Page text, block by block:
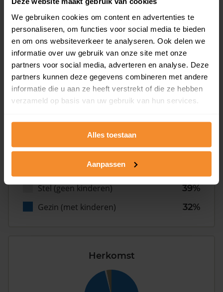
We gebruiken cookies om content en advertenties te
personaliseren, om functies voor social media te bieden
en om ons websiteverkeer te analyseren. Ook delen we
informatie over uw gebruik van onze site met onze
partners voor social media, adverteren en analyse. Deze
partners kunnen deze gegevens combineren met andere
informatie die u aan ze heeft verstrekt of die ze hebben
verzameld op basis van uw gebruik van hun services.
Alles toestaan
Aanpassen
Inwoners
Type huishoudens
Eénpersoons
Stel (geen kinderen)
39%
Gezin (met kinderen)
32%
Herkomst